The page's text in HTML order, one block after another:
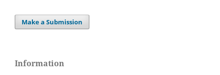
Make a Submission
Information